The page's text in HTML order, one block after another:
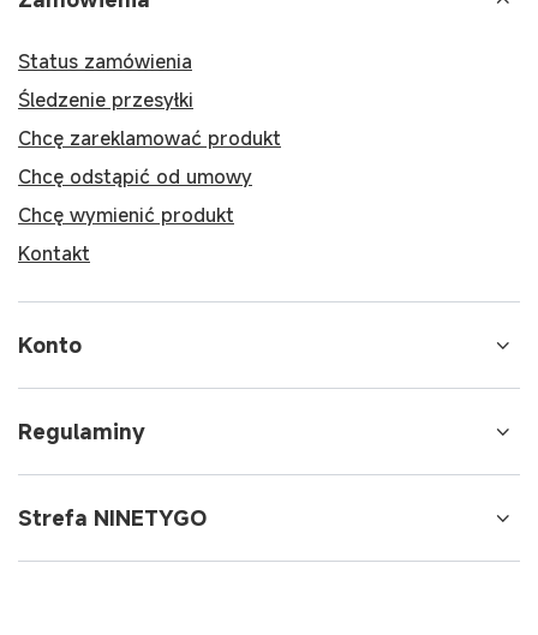
Status zamówienia
Śledzenie przesyłki
Chcę zareklamować produkt
Chcę odstąpić od umowy
Chcę wymienić produkt
Kontakt
Konto
Regulaminy
Strefa NINETYGO